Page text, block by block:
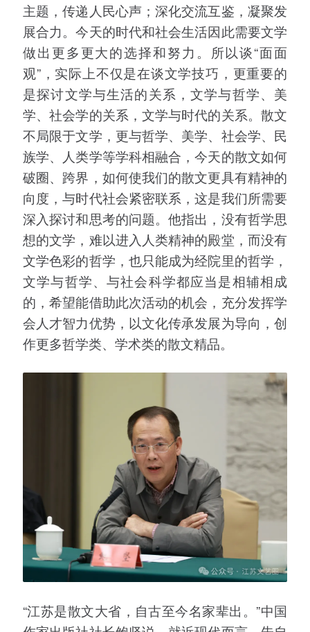
主题，传递人民心声；深化交流互鉴，凝聚发
展合力。今天的时代和社会生活因此需要文学
做出更多更大的选择和努力。所以谈“面面
观”，实际上不仅是在谈文学技巧，更重要的
是探讨文学与生活的关系，文学与哲学、美
学、社会学的关系，文学与时代的关系。散文
不局限于文学，更与哲学、美学、社会学、民
族学、人类学等学科相融合，今天的散文如何
破圈、跨界，如何使我们的散文更具有精神的
向度，与时代社会紧密联系，这是我们所需要
深入探讨和思考的问题。他指出，没有哲学思
想的文学，难以进入人类精神的殿堂，而没有
文学色彩的哲学，也只能成为经院里的哲学，
文学与哲学、与社会科学都应当是相辅相成
的，希望能借助此次活动的机会，充分发挥学
会人才智力优势，以文化传承发展为导向，创
作更多哲学类、学术类的散文精品。
“江苏是散文大省，自古至今名家辈出。”中国